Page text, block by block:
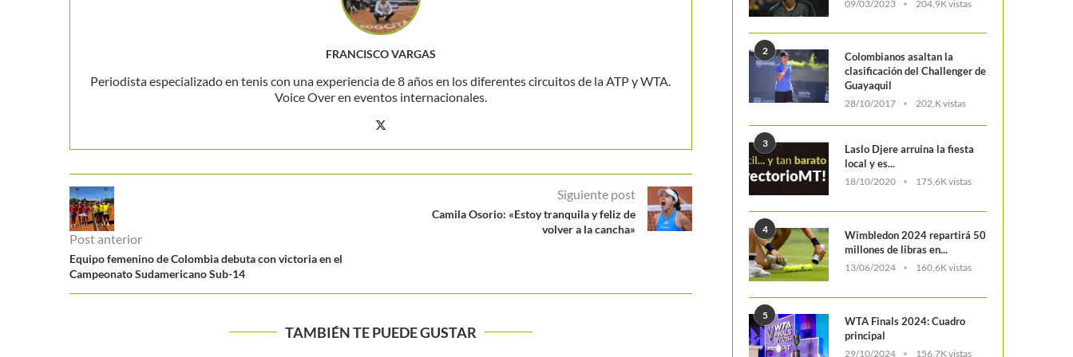
FRANCISCO VARGAS
Periodista especializado en tenis con una experiencia de 8 años en los diferentes circuitos de la ATP y WTA.
Voice Over en eventos internacionales.
Post anterior
Equipo femenino de Colombia debuta con victoria en el
Campeonato Sudamericano Sub-14
Siguiente post
Camila Osorio: «Estoy tranquila y feliz de
volver a la cancha»
TAMBIÉN TE PUEDE GUSTAR
09/03/2023 204,9K vistas
2
Colombianos asaltan la
clasificación del Challenger de
Guayaquil
28/10/2017 202,K vistas
3
Laslo Djere arruina la fiesta
local y es...
18/10/2020 175,6K vistas
4
Wimbledon 2024 repartirá 50
millones de libras en...
13/06/2024 160,6K vistas
5
WTA Finals 2024: Cuadro
principal
29/10/2024 156,7K vistas